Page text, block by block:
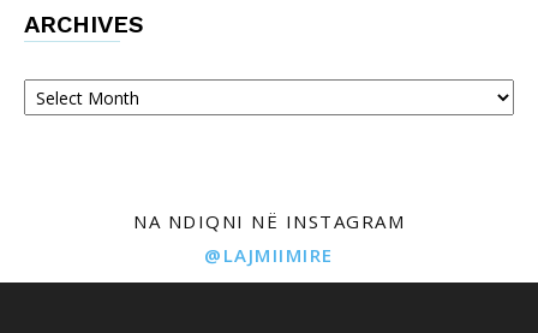
ARCHIVES
Archives
NA NDIQNI NË INSTAGRAM
@LAJMIIMIRE